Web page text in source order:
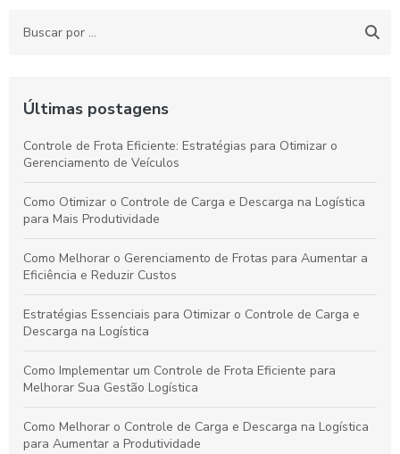
Últimas postagens
Controle de Frota Eficiente: Estratégias para Otimizar o
Gerenciamento de Veículos
Como Otimizar o Controle de Carga e Descarga na Logística
para Mais Produtividade
Como Melhorar o Gerenciamento de Frotas para Aumentar a
Eficiência e Reduzir Custos
Estratégias Essenciais para Otimizar o Controle de Carga e
Descarga na Logística
Como Implementar um Controle de Frota Eficiente para
Melhorar Sua Gestão Logística
Como Melhorar o Controle de Carga e Descarga na Logística
para Aumentar a Produtividade